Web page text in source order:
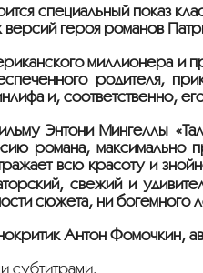
специальный показ
героя романов
миллионера и
родителя,
и, соответственно,
Энтони Мингеллы
романа, максимально
всю красоту и
свежий и
сюжета, ни
Антон Фомочкин,
субтитрами.